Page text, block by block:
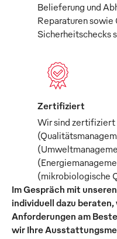
Belieferung und
Reparaturen sowie
Sicherheitschecks
Zertifiziert
Wir sind zertifiziert
(mikrobiologische
Im Gespräch mit
individuell dazu
Anforderungen am
wir Ihre